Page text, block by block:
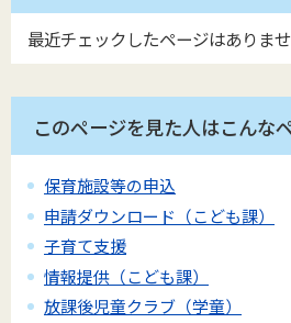
最近チェックしたページはありませ
このページを見た人はこんな
保育施設等の申込
申請ダウンロード（こども課）
子育て支援
情報提供（こども課）
放課後児童クラブ（学童）